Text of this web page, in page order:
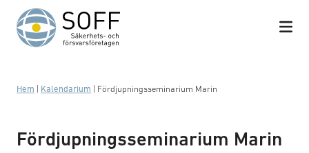
Hoppa till innehåll
Hem Kalendarium Fördjupningsseminarium Marin
Fördjupningsseminarium Marin